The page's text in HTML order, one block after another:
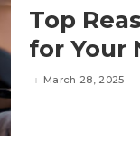
Top
for Your
March 28, 2025